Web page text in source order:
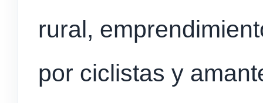
rural,
por ciclistas y